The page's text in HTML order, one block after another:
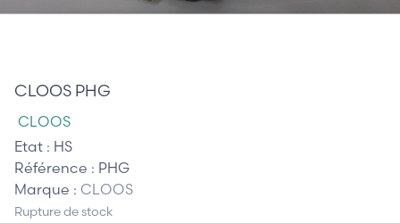
CLOOS PHG
CLOOS
Etat : HS
Référence : PHG
Marque : CLOOS
Rupture de stock